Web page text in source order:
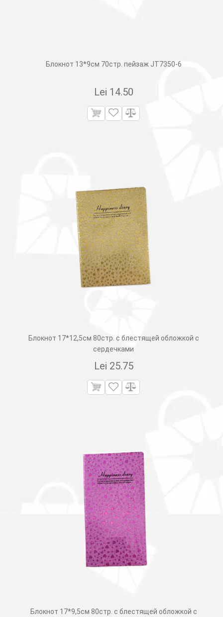
Блокнот 13*9см 70стр. пейзаж JT7350-6
Lei 14.50
Блокнот 17*12,5см 80стр. с блестящей обложкой с
сердечками
Lei 25.75
Блокнот 17*9,5см 80стр. с блестящей обложкой с